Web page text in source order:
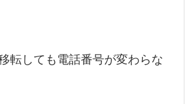
転しても電話番号が変わらな